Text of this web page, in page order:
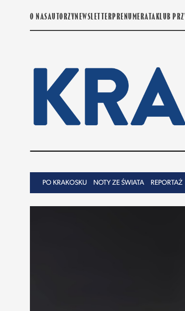
O NASAUTORZYNEWSLETTERPRENUMERATAKLUB
PO KRAKOSKU NOTY ZE ŚWIATA REPORTAŻ